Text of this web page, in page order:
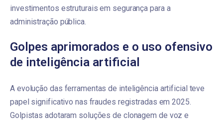
investimentos estruturais em segurança para a
administração pública.
Golpes aprimorados e o uso ofensivo
de inteligência artificial
A evolução das ferramentas de inteligência artificial teve
papel significativo nas fraudes registradas em 2025.
Golpistas adotaram soluções de clonagem de voz e